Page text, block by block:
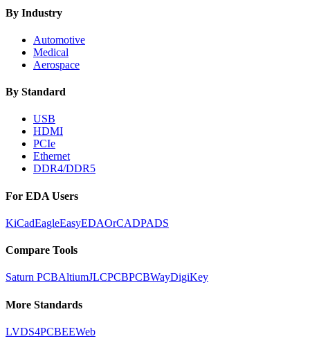
By Industry
Automotive
Medical
Aerospace
By Standard
USB
HDMI
PCIe
Ethernet
DDR4/DDR5
For EDA Users
KiCadEagleEasyEDAOrCADPADS
Compare Tools
Saturn PCBAltiumJLCPCBPCBWayDigiKey
More Standards
LVDS4PCBEEWeb